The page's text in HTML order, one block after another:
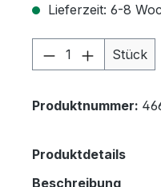
Lieferzeit: 6-8
Produkt Stück
Produktnummer:
Produktdetails
Beschreibung